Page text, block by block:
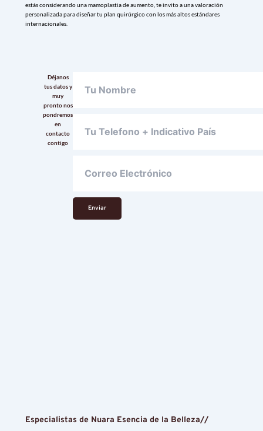
estás considerando una mamoplastia de aumento, te invito a una valoración
personalizada para diseñar tu plan quirúrgico con los más altos estándares
internacionales.
Déjanos
tus datos y
muy
pronto nos
pondremos
en
contacto
contigo
Enviar
Especialistas de Nuara Esencia de la Belleza//